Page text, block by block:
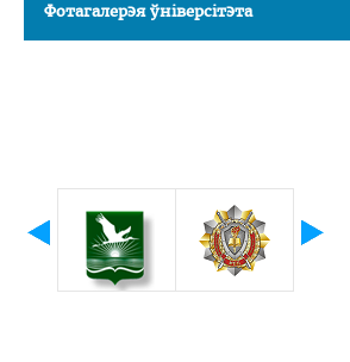
Фотагалерэя ўніверсітэта